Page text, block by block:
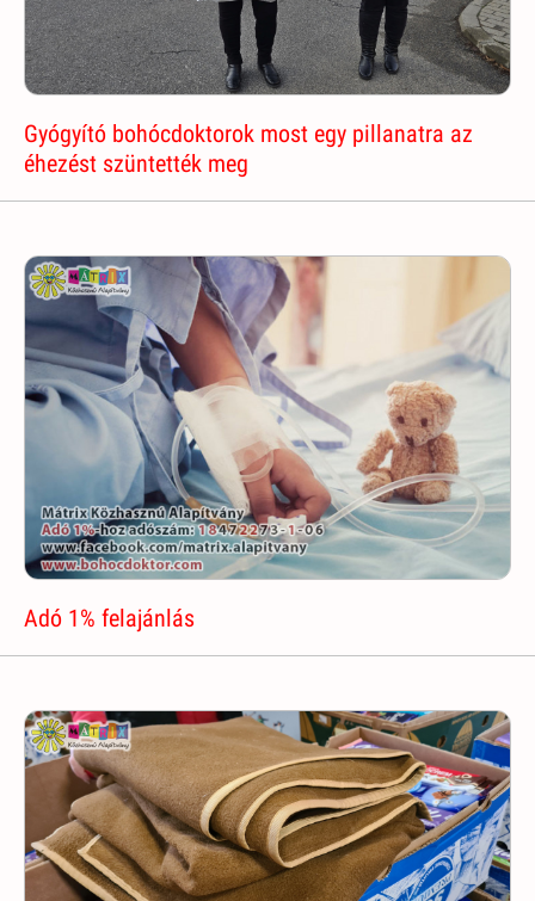
Gyógyító bohócdoktorok most egy pillanatra az
éhezést szüntették meg
Adó 1% felajánlás